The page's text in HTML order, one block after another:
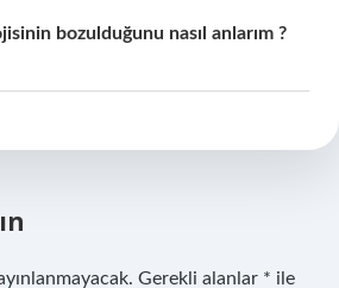
bozulduğunu nasıl anlarım ?
Gerekli alanlar * ile